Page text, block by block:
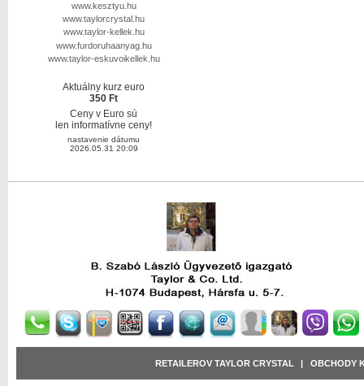
www.kesztyu.hu
www.taylorcrystal.hu
www.taylor-kellek.hu
www.furdoruhaanyag.hu
www.taylor-eskuvoikellek.hu
Aktuálny kurz euro
350 Ft
Ceny v Euro sú
len informatívne ceny!
nastavenie dátumu
2026.05.31 20:09
RETAILEROV TAYLOR CRYSTAL OBCHODY